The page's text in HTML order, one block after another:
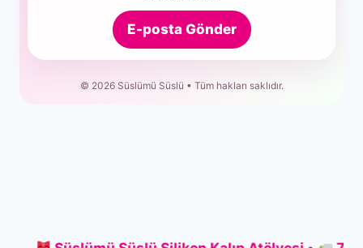
E-posta Gönder
© 2026 Süslümü Süslü • Tüm hakları saklıdır.